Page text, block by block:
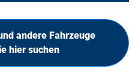
andere Fahrzeuge
hier suchen